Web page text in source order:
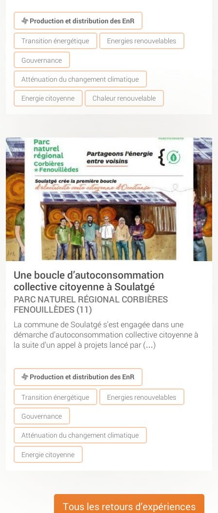
Production et distribution des EnR
Transition énergétique Energies renouvelables
Gouvernance
Atténuation du changement climatique
Energie citoyenne Chaleur renouvelable
Une boucle d’autoconsommation
collective citoyenne à Soulatgé
PARC NATUREL RÉGIONAL CORBIÈRES
FENOUILLÈDES (11)
La commune de Soulatgé s’est engagée dans une
démarche d’autoconsommation collective citoyenne à
la suite d’un appel à projets lancé par (…)
Production et distribution des EnR
Transition énergétique Energies renouvelables
Gouvernance
Atténuation du changement climatique
Energie citoyenne
Tous les retours d’expériences